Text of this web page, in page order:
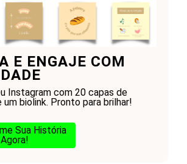
E ENGAJE COM
Instagram com 20 capas de
biolink. Pronto para brilhar!
Sua História
Agora!